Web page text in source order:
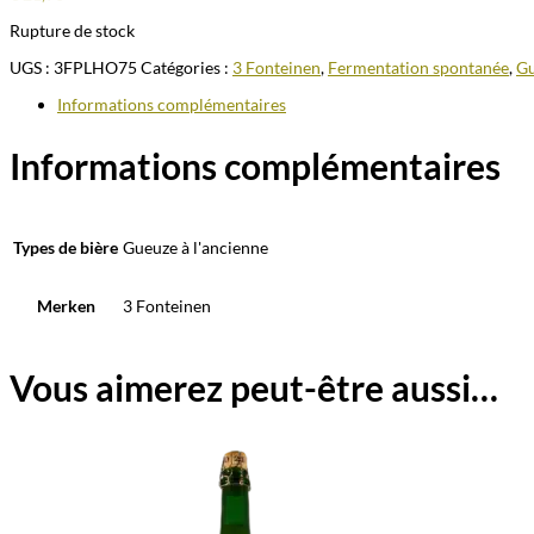
Rupture de stock
UGS : 3FPLHO75 Catégories : 3 Fonteinen, Fermentation spontanée,
Informations complémentaires
Informations complémentaires
Types de bière Gueuze à l'ancienne
Merken 3 Fonteinen
Vous aimerez peut-être aussi…